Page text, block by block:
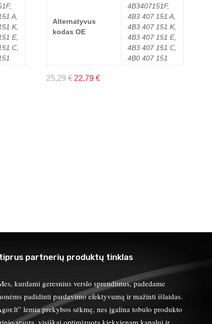
A,
K,
E,
C,
Alternatyvus
kodas OE
4B3407151F,
4B3 407 151 A,
4B3 407 151 K,
4B3 407 151 E,
4B3 407 151 C,
4B0 407 151
25,29€ 22,79 €
partnerių produktų tinklas
kurdami geresnius verslo sprendimus, padedame
padidinti pardavimo efektyvumą ir mažinti išlaidas.
lemia prekybos sėkmę, nes įgalina tobulo produkto
srautą, visiškai optimizuotą kiekvienam kanalui ir